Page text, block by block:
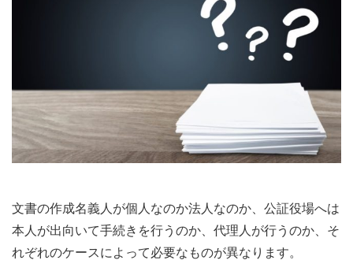
文書の作成名義人が個人なのか法人なのか、公証役場へは
本人が出向いて手続きを行うのか、代理人が行うのか、そ
れぞれのケースによって必要なものが異なります。